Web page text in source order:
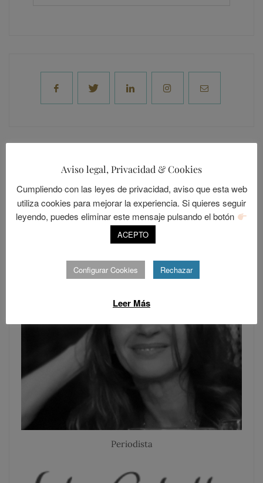
SOMOS LO QUE APRENDEMOS
Periodista
Aviso legal, Privacidad & Cookies
Cumpliendo con las leyes de privacidad, aviso que esta web
utiliza cookies para mejorar la experiencia. Si quieres seguir
leyendo, puedes eliminar este mensaje pulsando el botón
ACEPTO
Configurar Cookies Rechazar
Leer Más